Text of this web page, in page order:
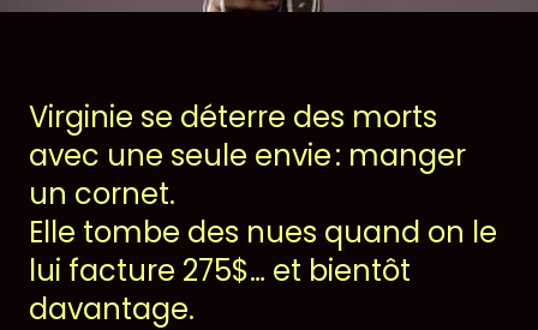
Desjardins fait la paire
Virginie se déterre des morts
avec une seule envie : manger
un cornet.
Elle tombe des nues quand on le
lui facture 275$… et bientôt
davantage.